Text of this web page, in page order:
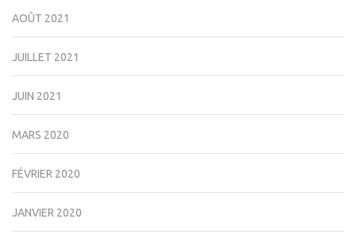
AOÛT 2021
JUILLET 2021
JUIN 2021
MARS 2020
FÉVRIER 2020
JANVIER 2020